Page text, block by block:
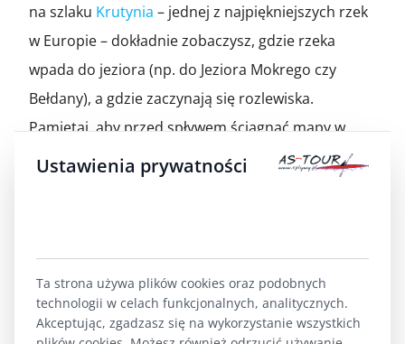
na szlaku Krutynia – jednej z najpiękniejszych rzek
w Europie – dokładnie zobaczysz, gdzie rzeka
wpada do jeziora (np. do Jeziora Mokrego czy
Bełdany), a gdzie zaczynają się rozlewiska.
Pamiętaj, aby przed spływem ściągnąć mapy w
domu, przy dobrym Wi-Fi – to pliki rzędu 200-
również bazuje na otwartych danych. Jest często
bardziej intuicyjna w użyciu niż OsmAnd. Sprawdza
się doskonale, gdy potrzebujesz szybko
Ustawienia prywatności
Ta strona używa plików cookies oraz podobnych
technologii w celach funkcjonalnych, analitycznych.
Akceptując, zgadzasz się na wykorzystanie wszystkich